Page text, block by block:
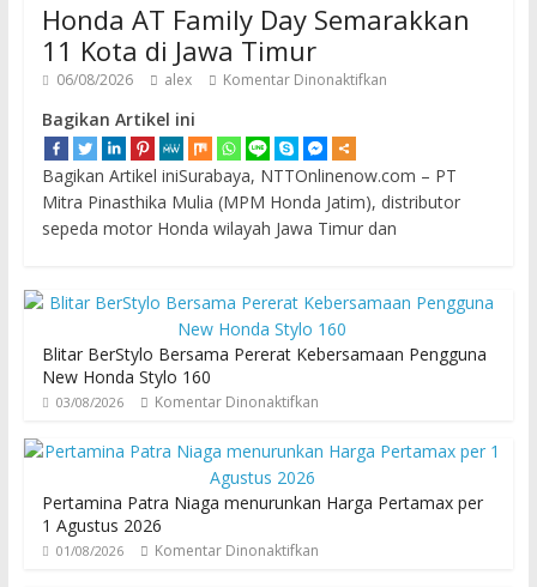
Honda AT Family Day Semarakkan
11 Kota di Jawa Timur
06/08/2026 alex Komentar Dinonaktifkan
Bagikan Artikel ini
Bagikan Artikel iniSurabaya, NTTOnlinenow.com – PT
Mitra Pinasthika Mulia (MPM Honda Jatim), distributor
sepeda motor Honda wilayah Jawa Timur dan
Blitar BerStylo Bersama Pererat Kebersamaan Pengguna
New Honda Stylo 160
03/08/2026 Komentar Dinonaktifkan
Pertamina Patra Niaga menurunkan Harga Pertamax per
1 Agustus 2026
01/08/2026 Komentar Dinonaktifkan